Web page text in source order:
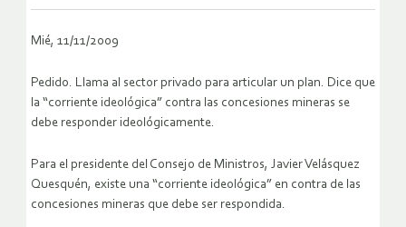
Mié, 11/11/2009
Pedido. Llama al sector privado para articular un plan. Dice que
la “corriente ideológica” contra las concesiones mineras se
debe responder ideológicamente.
Para el presidente del Consejo de Ministros, Javier Velásquez
Quesquén, existe una “corriente ideológica” en contra de las
concesiones mineras que debe ser respondida.